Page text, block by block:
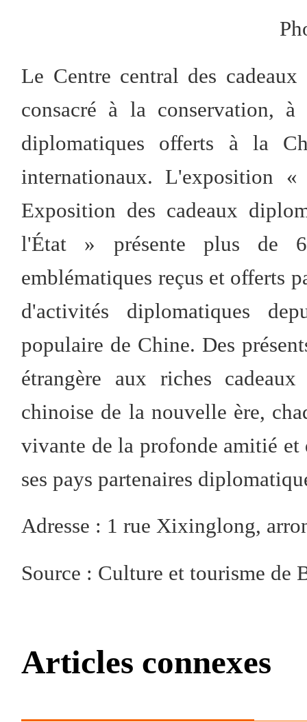
Le Centre central des
consacré à la conservation,
diplomatiques offerts à la
internationaux. L'exposition
Exposition des cadeaux
l'État » présente plus de
emblématiques reçus et offerts
d'activités diplomatiques
populaire de Chine. Des
étrangère aux riches
chinoise de la nouvelle ère,
vivante de la profonde amitié et
ses pays partenaires
Adresse : 1 rue Xixinglong,
Source : Culture et tourisme de
Articles connexes